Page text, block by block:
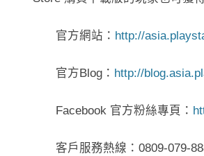
官方網站： http://
官方Blog： http://
Facebook 官方粉絲專頁：
客戶服務熱線：0809-079-